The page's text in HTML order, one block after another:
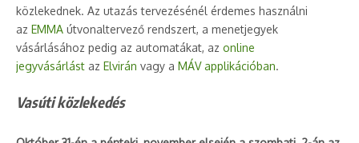
közlekednek. Az utazás tervezésénél érdemes használni
az EMMA útvonaltervező rendszert, a menetjegyek
vásárlásához pedig az automatákat, az online
jegyvásárlást az Elvirán vagy a MÁV applikációban.
Vasúti közlekedés